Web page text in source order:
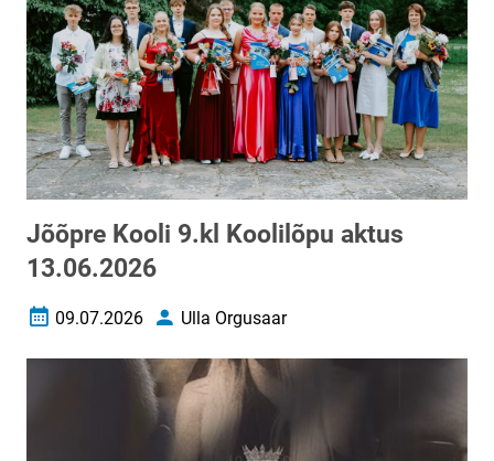
Jõõpre Kooli 9.kl Koolilõpu aktus
13.06.2026
Loomise kuupäev
09.07.2026 AutorUlla Orgusaar